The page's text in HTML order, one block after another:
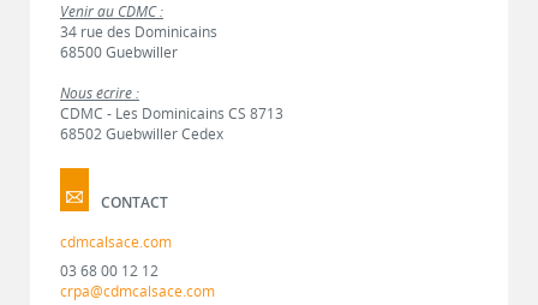
Venir au CDMC :
34 rue des Dominicains
68500 Guebwiller
Nous écrire :
CDMC - Les Dominicains CS 8713
68502 Guebwiller Cedex
CONTACT
cdmcalsace.com
03 68 00 12 12
crpa@cdmcalsace.com